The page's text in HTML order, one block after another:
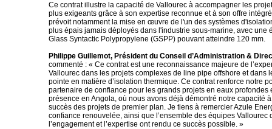
Ce contrat illustre la capacité de Vallourec à accompagner les
plus exigeants grâce à son expertise reconnue et à son offre
prévoit notamment la mise en œuvre de l'un des systèmes
plus épais jamais déployés dans l'industrie sous-marine, avec une
Glass Syntactic Polypropylene (GSPP) pouvant atteindre 120 mm.
Philippe Guillemot, Président du Conseil d’Administration &
commenté : « Ce contrat est une reconnaissance majeure de
Vallourec dans les projets complexes de line pipe offshore et dans
pointe en matière d’isolation thermique. Ce contrat renforce notre
partenaire de confiance pour les grands projets en eaux profondes
présence en Angola, où nous avons déjà démontré notre capacité
succès des projets de premier plan. Je tiens à remercier Azule
confiance renouvelée, ainsi que l’ensemble des équipes Vallourec
l’engagement et l’expertise ont rendu ce succès possible. »